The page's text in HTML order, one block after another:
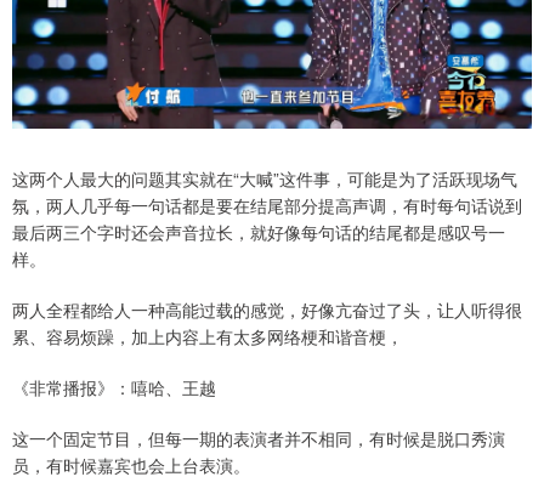
这两个人最大的问题其实就在“大喊”这件事，可能是为了活跃现场气
氛，两人几乎每一句话都是要在结尾部分提高声调，有时每句话说到
最后两三个字时还会声音拉长，就好像每句话的结尾都是感叹号一
样。
两人全程都给人一种高能过载的感觉，好像亢奋过了头，让人听得很
累、容易烦躁，加上内容上有太多网络梗和谐音梗，
《非常播报》：嘻哈、王越
这一个固定节目，但每一期的表演者并不相同，有时候是脱口秀演
员，有时候嘉宾也会上台表演。